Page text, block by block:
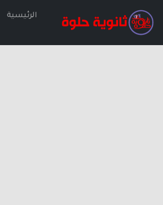
الرئيسية